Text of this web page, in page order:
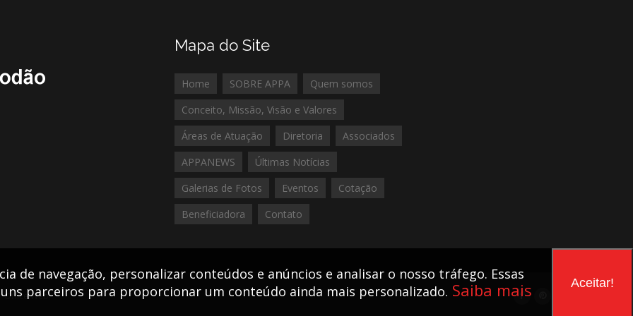
Mapa do Site
Home SOBRE APPA
Quem somos
Conceito, Missão, Visão e Valores
Áreas de Atuação
Diretoria
Associados
APPANEWS
Últimas Notícias
Galerias de Fotos
Eventos
Cotação
Beneficiadora
Contato
|Office Web
de navegação, personalizar conteúdos e anúncios e analisar o nosso tráfego. Essas
parceiros para proporcionar um conteúdo ainda mais personalizado. Saiba mais Aceitar!